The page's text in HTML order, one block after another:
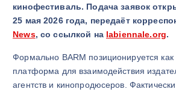
кинофестиваль. Подача заявок
25 мая 2026 года, передаёт
News, со ссылкой на labiennale.org.
Формально BARM позиционируется
платформа для взаимодействия
агентств и кинопродюсеров.